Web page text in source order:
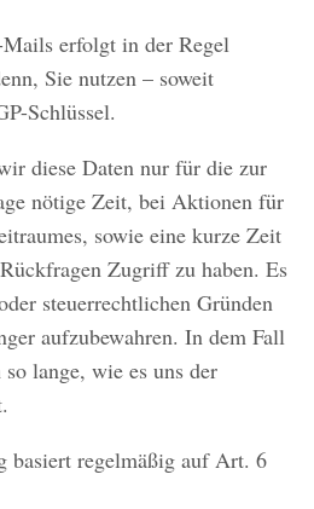
erfolgt in der Regel
Sie nutzen – soweit
Schlüssel.
diese Daten nur für die zur
nötige Zeit, bei Aktionen für
sowie eine kurze Zeit
Zugriff zu haben. Es
steuerrechtlichen Gründen
aufzubewahren. In dem Fall
lange, wie es uns der
basiert regelmäßig auf Art. 6